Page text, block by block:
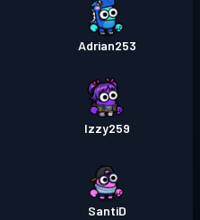
Adrian253
Izzy259
SantiD